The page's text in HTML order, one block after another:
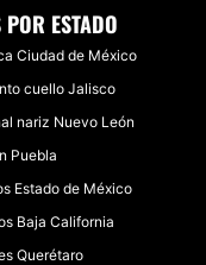
ESTADO
Ciudad de México
cuello Jalisco
nariz Nuevo León
Puebla
Estado de México
Baja California
Querétaro